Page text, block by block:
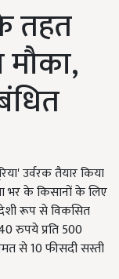
तहत
उर्वरक तैयार किया
भर के किसानों के लिए
रूप से विकसित
रुपये प्रति 500
से 10 फीसदी सस्ती